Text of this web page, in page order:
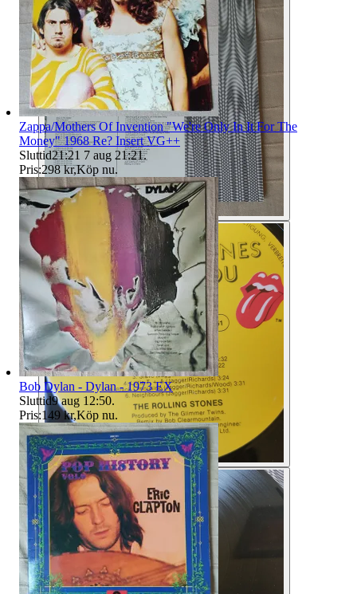
Zappa/Mothers Of Invention "We're Only In It For The
Money" 1968 Re? Insert VG++
Sluttid21:21 7 aug 21:21.
Pris:298 kr,Köp nu.
Bob Dylan - Dylan - 1973 EX
Sluttid9 aug 12:50.
Pris:149 kr,Köp nu.